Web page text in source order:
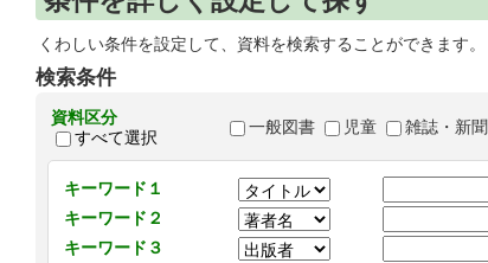
くわしい条件を設定して、資料を検索することができます。
検索条件
資料区分
すべて選択
一般図書 児童 雑誌・新聞
キーワード１
キーワード２
キーワード３